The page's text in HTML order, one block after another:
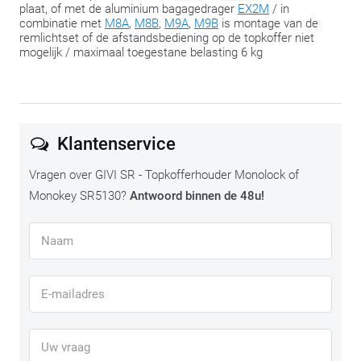
gewoon alle opties open willen houden.
We delen met plezier nog deze tip:span de bouten pas in de
plaat, of met de aluminium bagagedrager EX2M / in
combinatie met M8A, M8B, M9A, M9B is montage van de
remlichtset of de afstandsbediening op de topkoffer niet
mogelijk / maximaal toegestane belasting 6 kg
Klantenservice
Vragen over GIVI SR - Topkofferhouder Monolock of
Monokey SR5130? Antwoord binnen de 48u!